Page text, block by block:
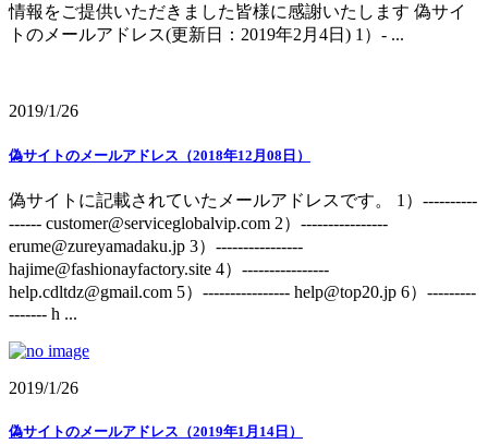
情報をご提供いただきました皆様に感謝いたします 偽サイ
トのメールアドレス(更新日：2019年2月4日) 1）- ...
2019/1/26
偽サイトのメールアドレス（2018年12月08日）
偽サイトに記載されていたメールアドレスです。 1）----------
------ customer@serviceglobalvip.com 2）----------------
erume@zureyamadaku.jp 3）----------------
hajime@fashionayfactory.site 4）----------------
help.cdltdz@gmail.com 5）---------------- help@top20.jp 6）---------
------- h ...
2019/1/26
偽サイトのメールアドレス（2019年1月14日）